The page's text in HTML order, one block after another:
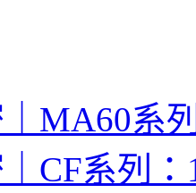
MA60系
CF系列：